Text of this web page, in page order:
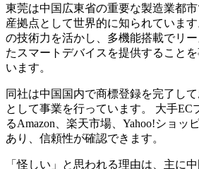
東莞は中国広東省の重要な製造業都
産拠点として世界的に知られていま
の技術力を活かし、多機能搭載でリ
たスマートデバイスを提供すること
います。
同社は中国国内で商標登録を完了し
として事業を行っています。 大手EC
るAmazon、楽天市場、Yahoo!ショッ
あり、信頼性が確認できます。
「怪しい」と思われる理由は、主に